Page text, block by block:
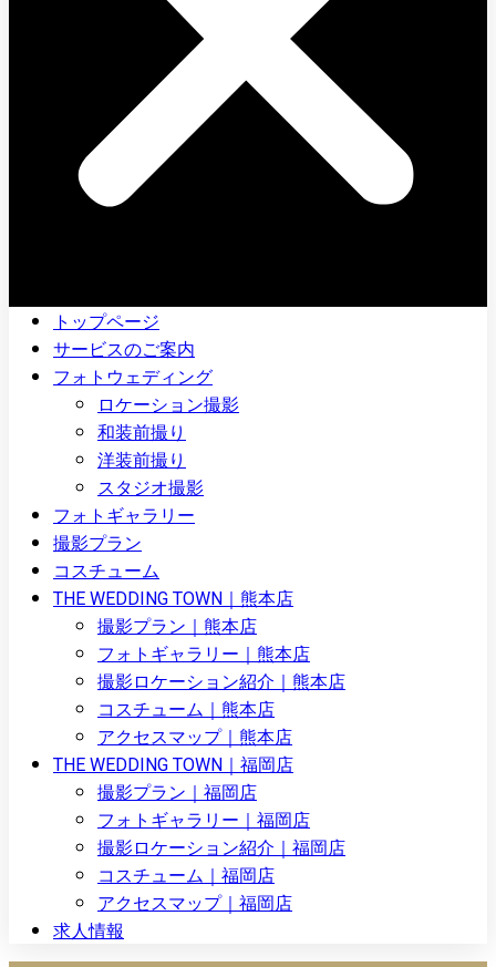
トップページ
サービスのご案内
フォトウェディング
ロケーション撮影
和装前撮り
洋装前撮り
スタジオ撮影
フォトギャラリー
撮影プラン
コスチューム
THE WEDDING TOWN｜熊本店
撮影プラン｜熊本店
フォトギャラリー｜熊本店
撮影ロケーション紹介｜熊本店
コスチューム｜熊本店
アクセスマップ｜熊本店
THE WEDDING TOWN｜福岡店
撮影プラン｜福岡店
フォトギャラリー｜福岡店
撮影ロケーション紹介｜福岡店
コスチューム｜福岡店
アクセスマップ｜福岡店
求人情報